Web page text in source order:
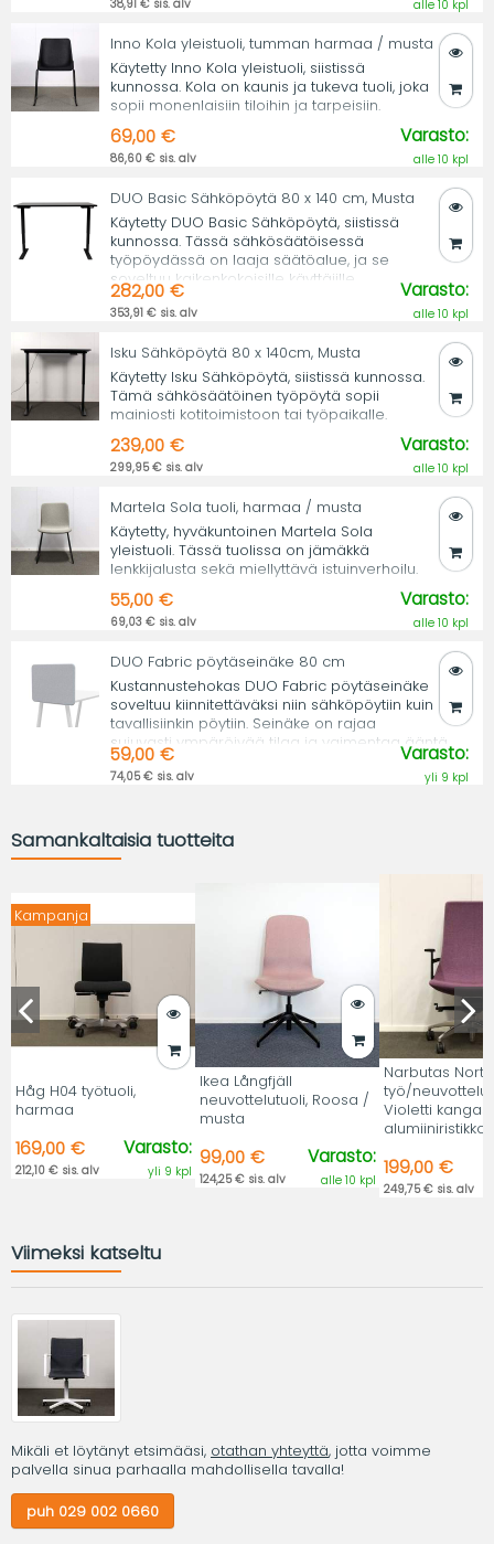
38,91 € sis. alv alle 10 kpl
Inno Kola yleistuoli, tumman harmaa / musta
Käytetty Inno Kola yleistuoli, siistissä
kunnossa. Kola on kaunis ja tukeva tuoli, joka
sopii monenlaisiin tiloihin ja tarpeisiin.
69,00 €
86,60 € sis. alv
Varasto:
alle 10 kpl
DUO Basic Sähköpöytä 80 x 140 cm, Musta
Käytetty DUO Basic Sähköpöytä, siistissä
kunnossa. Tässä sähkösäätöisessä
työpöydässä on laaja säätöalue, ja se
soveltuu kaikenkokoisille käyttäjille.
282,00 €
353,91 € sis. alv
Varasto:
alle 10 kpl
Isku Sähköpöytä 80 x 140cm, Musta
Käytetty Isku Sähköpöytä, siistissä kunnossa.
Tämä sähkösäätöinen työpöytä sopii
mainiosti kotitoimistoon tai työpaikalle.
239,00 €
299,95 € sis. alv
Varasto:
alle 10 kpl
Martela Sola tuoli, harmaa / musta
Käytetty, hyväkuntoinen Martela Sola
yleistuoli. Tässä tuolissa on jämäkkä
lenkkijalusta sekä miellyttävä istuinverhoilu.
55,00 €
69,03 € sis. alv
Varasto:
alle 10 kpl
DUO Fabric pöytäseinäke 80 cm
Kustannustehokas DUO Fabric pöytäseinäke
soveltuu kiinnitettäväksi niin sähköpöytiin kuin
tavallisiinkin pöytiin. Seinäke on rajaa
sujuvasti ympäröivää tilaa ja vaimentaa ääntä.
59,00 €
74,05 € sis. alv
Varasto:
yli 9 kpl
Samankaltaisia tuotteita
Kampanja
Håg H04 työtuoli,
harmaa
169,00 €
212,10 € sis. alv
Varasto:
yli 9 kpl
Ikea Långfjäll
neuvottelutuoli, Roosa /
musta
99,00 €
124,25 € sis. alv
Varasto:
alle 10 kpl
Narbutas
työ/
Violetti kangas,
alumiiniristikko.
199,00 €
249,75 € sis. alv
Viimeksi katseltu
Mikäli et löytänyt etsimääsi, otathan yhteyttä, jotta voimme
palvella sinua parhaalla mahdollisella tavalla!
puh 029 002 0660